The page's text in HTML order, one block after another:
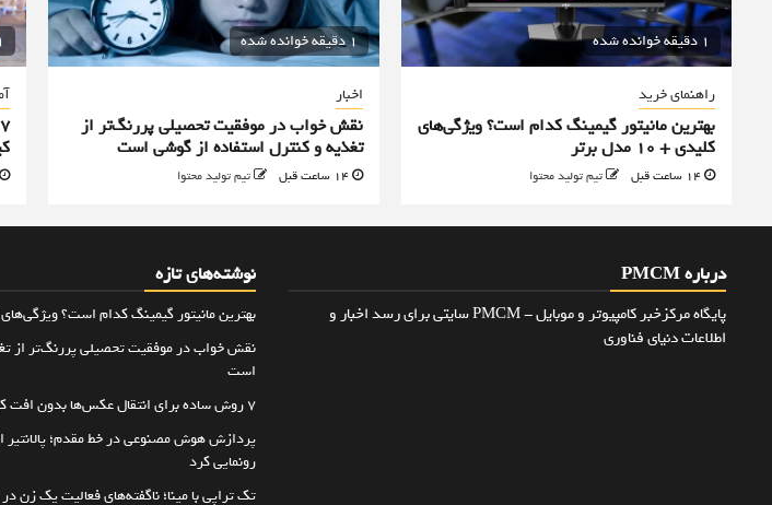
1 دقیقه خوانده شده
راهنمای خرید
بهترین مانیتور گیمینگ کدام است؟ ویژگی‌های
کلیدی + 10 مدل برتر
تیم تولید محتوا
1 دقیقه خوانده شده
اخبار
نقش خواب در موفقیت تحصیلی پررنگ‌تر از
تغذیه و کنترل استفاده از گوشی است
14 ساعت قبل تیم تولید محتوا
1
درباره PMCM
پایگاه مرکزخبر کامپیوتر و موبایل - PMCM سایتی برای رسد اخبار و
اطلاعات دنیای فناوری
نوشته‌های تازه
بهترین مانیتور گیمینگ کدام است؟ ویژگی‌های کلیدی +
نقش خواب در موفقیت تحصیلی پررنگ‌تر از
است
۷ روش ساده برای انتقال عکس‌ها بدون افت کیفیت
پردازش هوش مصنوعی در خط مقدم؛ پالانتیر
رونمایی کرد
تک تراپی با مینا؛ ناگفته‌های فعالیت یک زن